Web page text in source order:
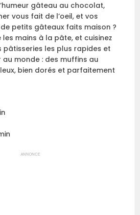
gâteau au chocolat,
vous fait de l’oeil, et vos
petits gâteaux faits maison ?
mains à la pâte, et cuisinez
pâtisseries les plus rapides et
monde : des muffins au
bien dorés et parfaitement
ANNONCE